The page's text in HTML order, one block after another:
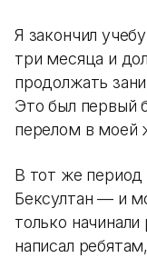
Я закончил
три месяца и
продолжать
Это был первый
перелом в моей
В тот же
Бексултан — и
только
написал